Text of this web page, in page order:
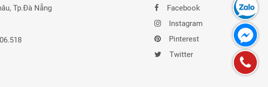
Tp.Đà Nẵng
Facebook
Instagram
Pinterest
Twitter